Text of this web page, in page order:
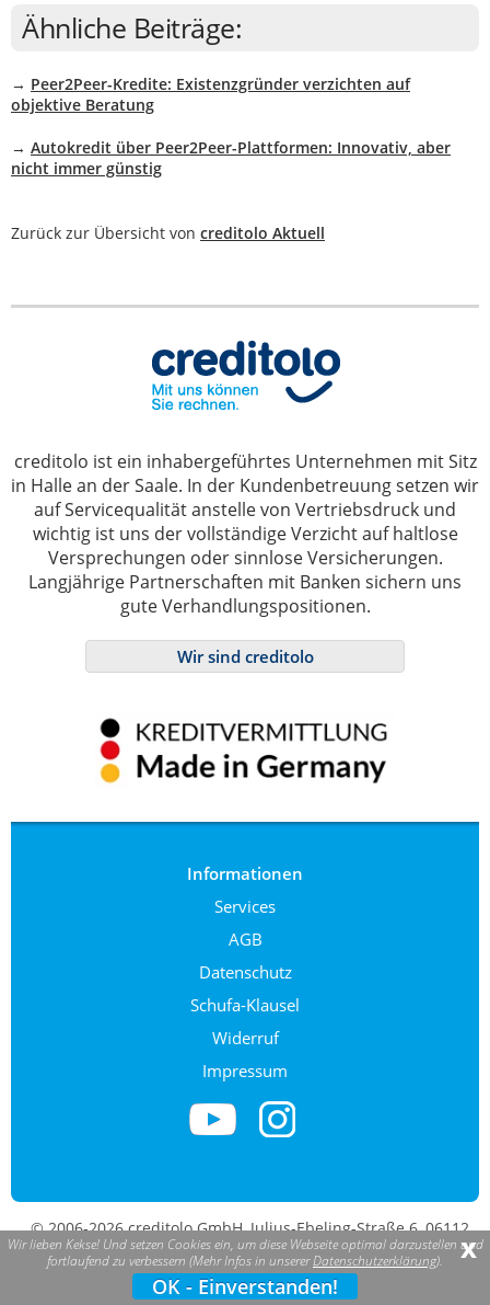
Ähnliche Beiträge:
→ Peer2Peer-Kredite: Existenzgründer verzichten auf
objektive Beratung
→ Autokredit über Peer2Peer-Plattformen: Innovativ, aber
nicht immer günstig
Zurück zur Übersicht von creditolo Aktuell
creditolo ist ein inhabergeführtes Unternehmen mit Sitz
in Halle an der Saale. In der Kundenbetreuung setzen wir
auf Servicequalität anstelle von Vertriebsdruck und
wichtig ist uns der vollständige Verzicht auf haltlose
Versprechungen oder sinnlose Versicherungen.
Langjährige Partnerschaften mit Banken sichern uns
gute Verhandlungspositionen.
Wir sind creditolo
Informationen
Services
AGB
Datenschutz
Schufa-Klausel
Widerruf
Impressum
© 2006-2026 creditolo GmbH, Julius-Ebeling-Straße 6, 06112
Halle (Saale). creditolo ist eine eingetragene Marke.
Wir lieben Kekse! Und setzen Cookies ein, um diese Webseite optimal darzustellen und
fortlaufend zu verbessern (Mehr Infos in unsererDatenschutzerklärung).
OK - Einverstanden!
x